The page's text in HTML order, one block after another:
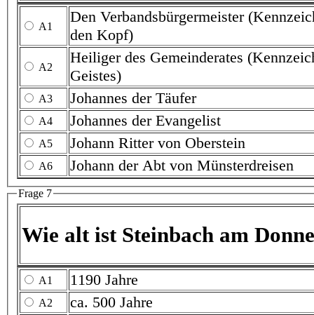
A1
Den Verbandsbürgermeister (Kennzeichen des
den Kopf)
A2
Heiliger des Gemeinderates (Kennzeichen des
Geistes)
A3 Johannes der Täufer
A4 Johannes der Evangelist
A5 Johann Ritter von Oberstein
A6 Johann der Abt von Münsterdreisen
Frage 7
Wie alt ist Steinbach am
A1 1190 Jahre
A2 ca. 500 Jahre